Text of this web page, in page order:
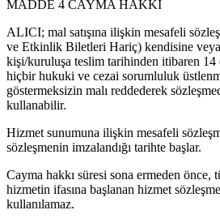
MADDE 4 CAYMA HAKKI
ALICI; mal satışına ilişkin mesafeli
ve Etkinlik Biletleri Hariç) kendisine
kişi/kuruluşa teslim tarihinden itibaren
hiçbir hukuki ve cezai sorumluluk
göstermeksizin malı reddederek
kullanabilir.
Hizmet sunumuna ilişkin mesafeli
sözleşmenin imzalandığı tarihte başlar.
Cayma hakkı süresi sona ermeden önce,
hizmetin ifasına başlanan hizmet
kullanılamaz.